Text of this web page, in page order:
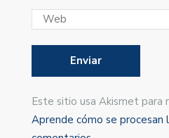
Este sitio usa Akismet para
Aprende cómo se procesan